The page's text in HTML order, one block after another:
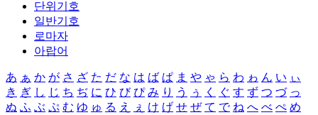
단위기호
일반기호
로마자
아랍어
あ ぁ か が さ ざ た だ な は ば ぱ ま や ゃ ら わ ゎ ん い ぃ
き ぎ し じ ち ぢ に ひ び ぴ み り う ぅ く ぐ す ず つ づ っ
ぬ ふ ぶ ぷ む ゆ ゅ る え ぇ け げ せ ぜ て で ね へ べ ぺ め